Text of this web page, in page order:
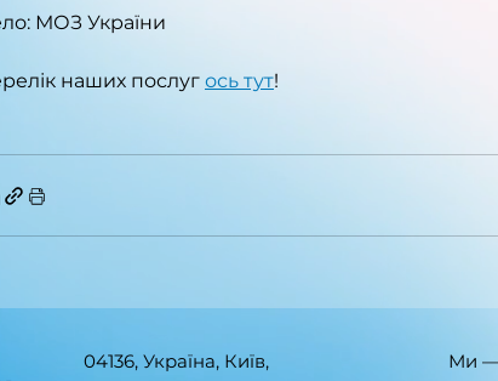
МОЗ України
наших послуг ось тут!
04136, Україна, Київ,
Ми —